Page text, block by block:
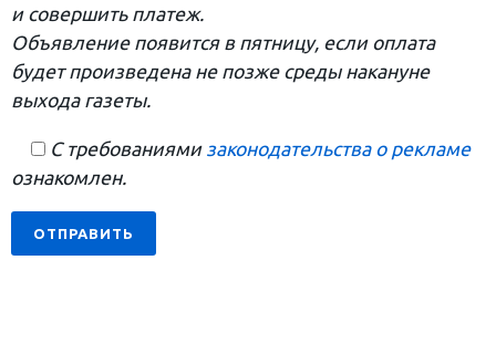
и совершить платеж.
Объявление появится в пятницу, если оплата
будет произведена не позже среды накануне
выхода газеты.
С требованиями законодательства о рекламе
ознакомлен.